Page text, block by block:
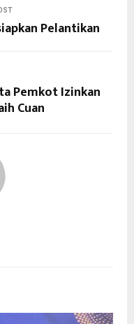
Pelantikan
Pemkot Izinkan
Cuan